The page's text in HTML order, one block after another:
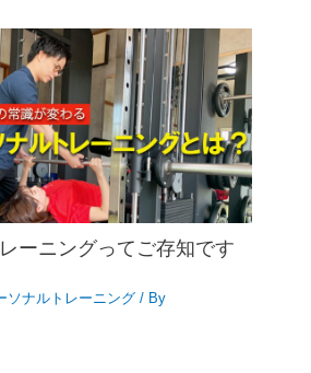
ーニングってご存知です
ソナルトレーニング / By